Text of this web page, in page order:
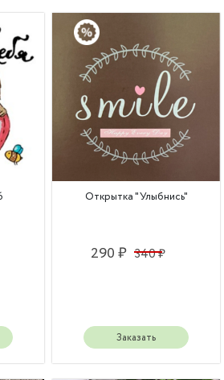
Открытка "Улыбнись"
290 ₽ 340 ₽
Заказать